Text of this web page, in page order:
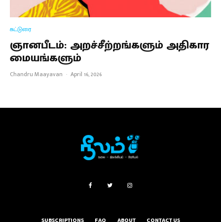
கட்டுரை
ஞானபீடம்: அறச்சீற்றங்களும் அதிகார
மையங்களும்
Chandru Maayavan · April 16, 2026